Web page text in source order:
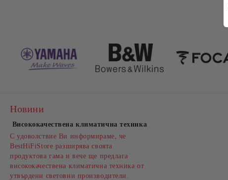
Новини
Висококачествена климатична техника
С удоволствие Ви информираме, че
BestHiFiStore разширява своята
продуктова гама и вече ще предлага
висококачествена климатична техника от
утвърдени световни производители.